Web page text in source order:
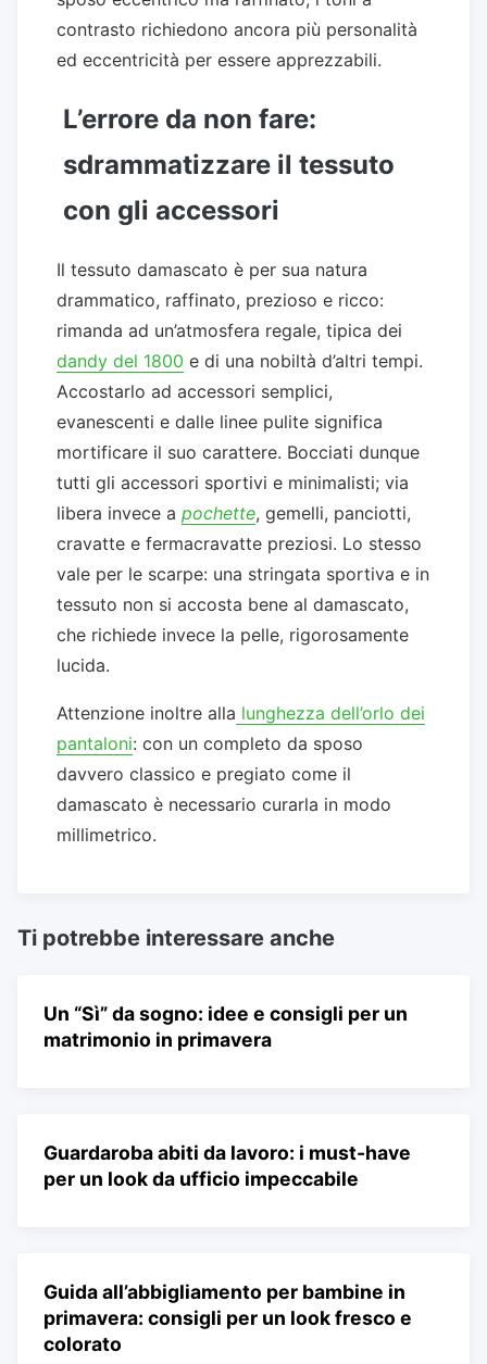
contrasto richiedono ancora più personalità
ed eccentricità per essere apprezzabili.
L’errore da non fare:
sdrammatizzare il tessuto
con gli accessori
Il tessuto damascato è per sua natura
drammatico, raffinato, prezioso e ricco:
rimanda ad un’atmosfera regale, tipica dei
dandy del 1800 e di una nobiltà d’altri tempi.
Accostarlo ad accessori semplici,
evanescenti e dalle linee pulite significa
mortificare il suo carattere. Bocciati dunque
tutti gli accessori sportivi e minimalisti; via
libera invece a pochette, gemelli, panciotti,
cravatte e fermacravatte preziosi. Lo stesso
vale per le scarpe: una stringata sportiva e in
tessuto non si accosta bene al damascato,
che richiede invece la pelle, rigorosamente
lucida.
Attenzione inoltre alla lunghezza dell’orlo dei
pantaloni: con un completo da sposo
davvero classico e pregiato come il
damascato è necessario curarla in modo
millimetrico.
Ti potrebbe interessare anche
Un “Sì” da sogno: idee e consigli per un
matrimonio in primavera
Guardaroba abiti da lavoro: i must-have
per un look da ufficio impeccabile
Guida all’abbigliamento per bambine in
primavera: consigli per un look fresco e
colorato